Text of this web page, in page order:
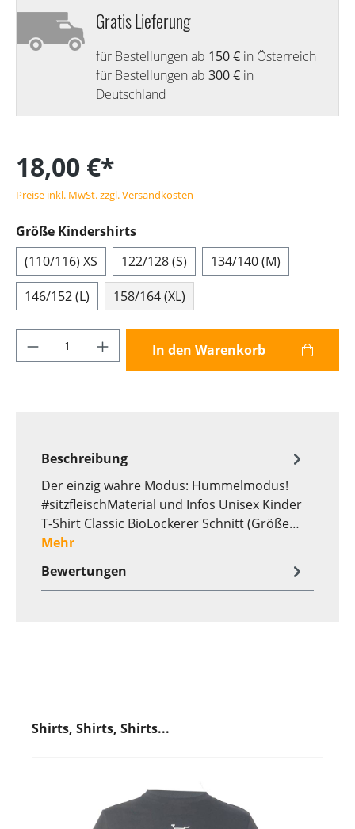
Gratis Lieferung
für Bestellungen ab 150 € in Österreich
für Bestellungen ab 300 € in
Deutschland
18,00 €*
Preise inkl. MwSt. zzgl. Versandkosten
Größe Kindershirts
(110/116) XS
122/128 (S)
134/140 (M)
146/152 (L)
158/164 (XL)
Produkt Anzahl: Gib den gewünschten
In den Warenkorb
Beschreibung
Der einzig wahre Modus: Hummelmodus!
#sitzfleischMaterial und Infos Unisex Kinder
T-Shirt Classic BioLockerer Schnitt (Größe…
Mehr
Bewertungen
Shirts, Shirts, Shirts...